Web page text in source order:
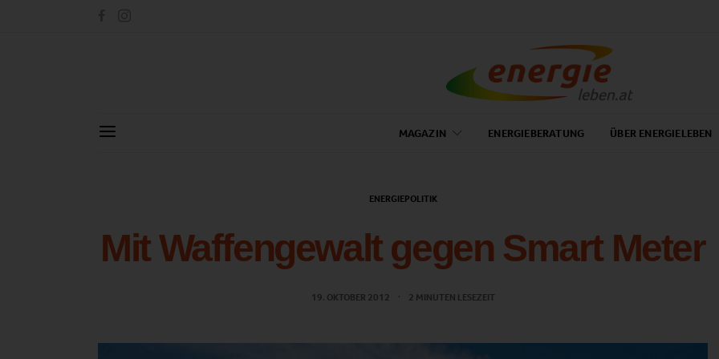
MAGAZIN ENERGIEBERATUNG ÜBER ENERGIELEBEN
ENERGIEPOLITIK
Mit Waffengewalt gegen Smart Meter
19. OKTOBER 2012 2 MINUTEN LESEZEIT